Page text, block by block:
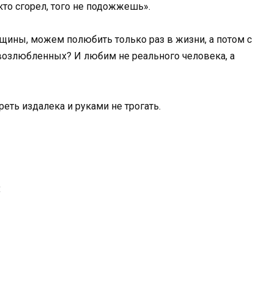
сгорел, того не подожжешь».
можем полюбить только раз в жизни, а потом с
И любим не реального человека, а
издалека и руками не трогать.